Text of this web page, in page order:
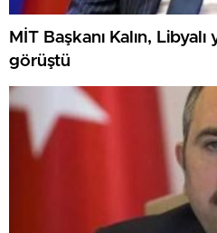
MİT Başkanı Kalın,
görüştü